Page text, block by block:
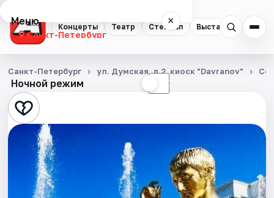
Концерты Театр Стендап Выставки
Меню ×
Санкт-Петербург
Концерты
Театр
Стендап
Выставки
Квесты
Ночной режим ☾
Санкт-Петербург ул. Думская, д.2, киоск "Davranov"